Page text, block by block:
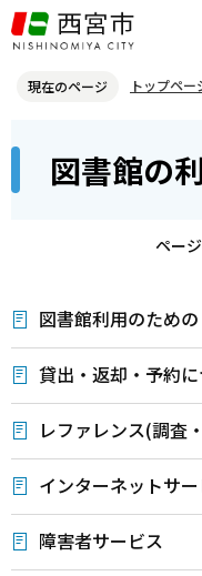
こ
の
ジ
先
現在のページ トップペー
こ
図書館の
ペー
図書館利用のため
貸出・返却・予約
レファレンス(調査
インターネットサ
障害者サービス